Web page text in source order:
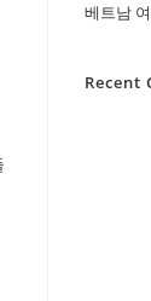
베트남
Recent